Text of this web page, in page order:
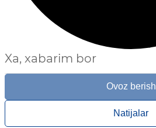
Xa, xabarim bor
Ovoz berish
Natijalar